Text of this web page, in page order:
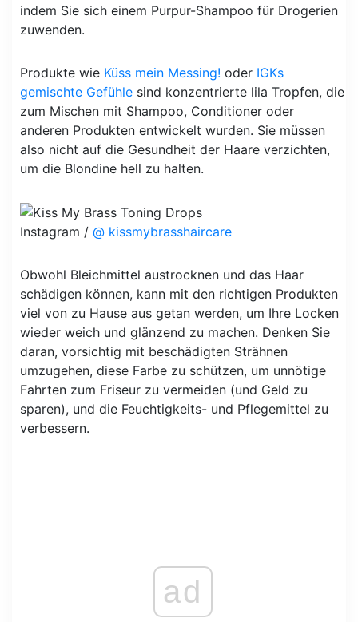
indem Sie sich einem Purpur-Shampoo für Drogerien
zuwenden.
Produkte wie Küss mein Messing! oder IGKs
gemischte Gefühle sind konzentrierte lila Tropfen, die
zum Mischen mit Shampoo, Conditioner oder
anderen Produkten entwickelt wurden. Sie müssen
also nicht auf die Gesundheit der Haare verzichten,
um die Blondine hell zu halten.
Instagram / @ kissmybrasshaircare
Obwohl Bleichmittel austrocknen und das Haar
schädigen können, kann mit den richtigen Produkten
viel von zu Hause aus getan werden, um Ihre Locken
wieder weich und glänzend zu machen. Denken Sie
daran, vorsichtig mit beschädigten Strähnen
umzugehen, diese Farbe zu schützen, um unnötige
Fahrten zum Friseur zu vermeiden (und Geld zu
sparen), und die Feuchtigkeits- und Pflegemittel zu
verbessern.
ad